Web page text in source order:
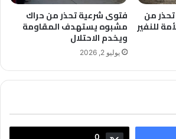
من
للنفير
فتوى شرعية تحذر من حراك
مشبوه يستهدف المقاومة
ويخدم الاحتلال
يوليو 2, 2026
0